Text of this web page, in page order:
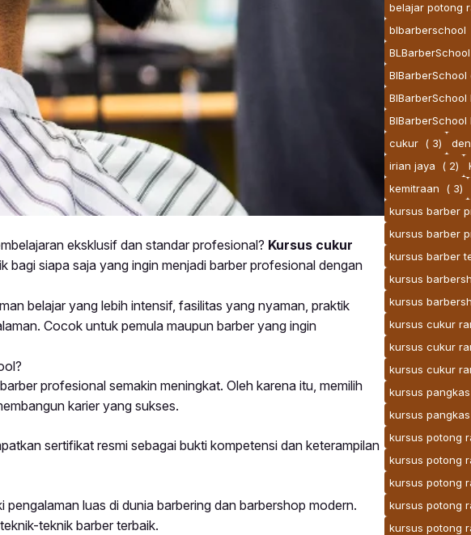
eksklusif dan standar profesional? Kursus cukur
bagi siapa saja yang ingin menjadi barber profesional dengan
belajar yang lebih intensif, fasilitas yang nyaman, praktik
Cocok untuk pemula maupun barber yang ingin
profesional semakin meningkat. Oleh karena itu, memilih
karier yang sukses.
sertifikat resmi sebagai bukti kompetensi dan keterampilan
luas di dunia barbering dan barbershop modern.
teknik barber terbaik.
belajar potong
blbarberschool
cukur ( 3)
irian jaya
( 2)
kemitraan
( 3)
kursus barber
kursus barber
kursus barber
kursus
kursus
kursus cukur
kursus cukur
kursus cukur
kursus
kursus
kursus potong
kursus potong
kursus potong
kursus potong
kursus potong